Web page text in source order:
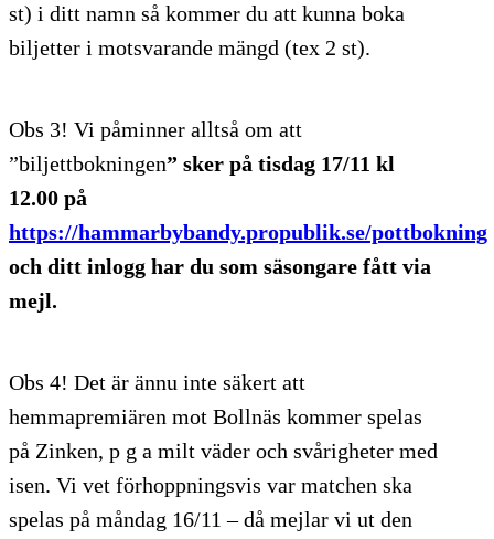
st) i ditt namn så kommer du att kunna boka
biljetter i motsvarande mängd (tex 2 st).
Obs 3! Vi påminner alltså om att
”biljettbokningen” sker på tisdag 17/11 kl
12.00 på
https://hammarbybandy.propublik.se/pottbokning
och ditt inlogg har du som säsongare fått via
mejl.
Obs 4! Det är ännu inte säkert att
hemmapremiären mot Bollnäs kommer spelas
på Zinken, p g a milt väder och svårigheter med
isen. Vi vet förhoppningsvis var matchen ska
spelas på måndag 16/11 – då mejlar vi ut den